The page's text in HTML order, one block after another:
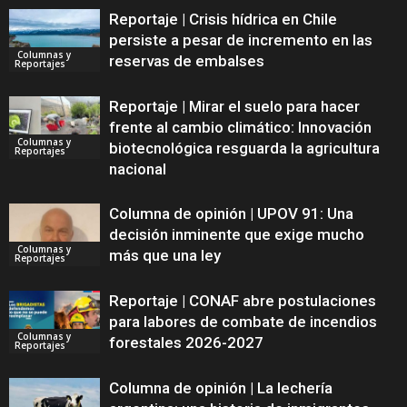
Columnas y
Reportajes
Reportaje | Crisis hídrica en Chile
persiste a pesar de incremento en las
reservas de embalses
Columnas y
Reportajes
Reportaje | Mirar el suelo para hacer
frente al cambio climático: Innovación
biotecnológica resguarda la agricultura
nacional
Columnas y
Reportajes
Columna de opinión | UPOV 91: Una
decisión inminente que exige mucho
más que una ley
Columnas y
Reportajes
Reportaje | CONAF abre postulaciones
para labores de combate de incendios
forestales 2026-2027
Columna de opinión | La lechería